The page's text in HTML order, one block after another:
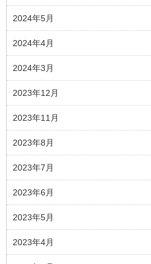
2024年5月
2024年4月
2024年3月
2023年12月
2023年11月
2023年8月
2023年7月
2023年6月
2023年5月
2023年4月